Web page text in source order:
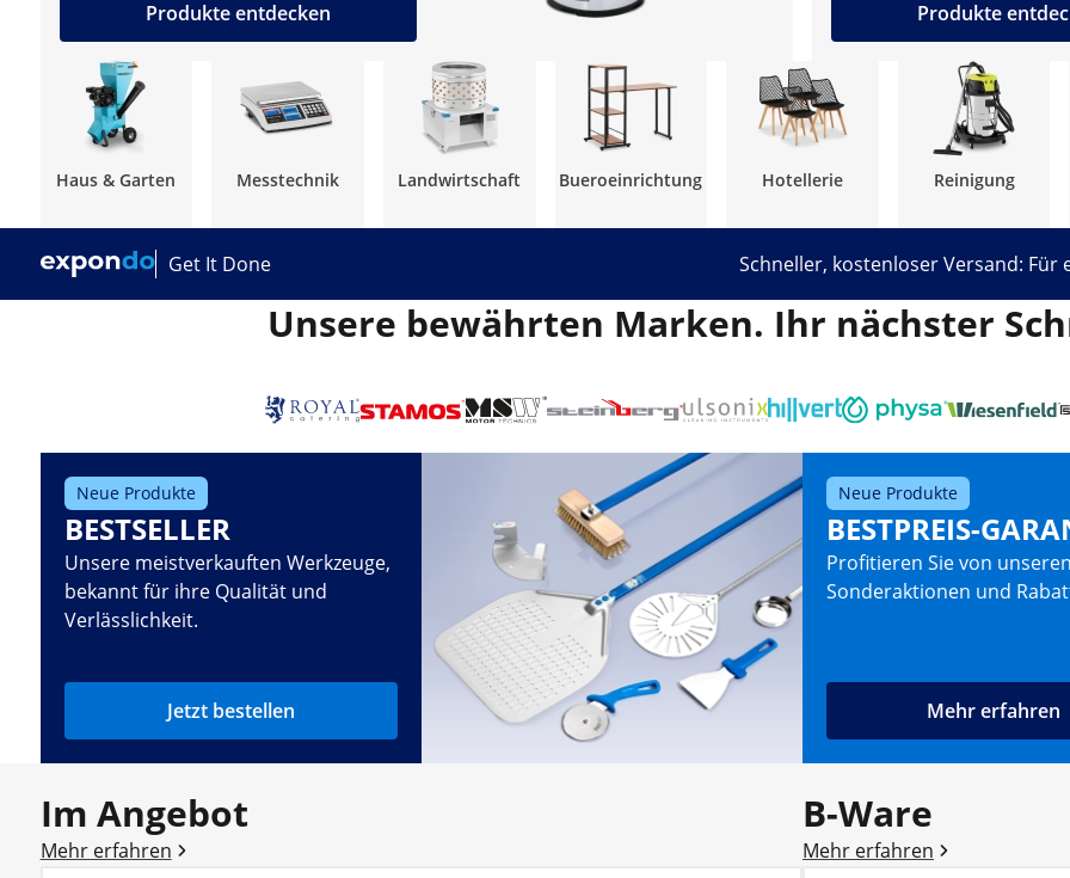
Produkte entdecken Produkte
Haus & Garten Messtechnik Landwirtschaft Bueroeinrichtung Hotellerie Reinigung
Get It Done Schneller, kostenloser Versand:
Unsere bewährten Marken. Ihr nächster
Neue Produkte
BESTSELLER
Unsere meistverkauften Werkzeuge,
bekannt für ihre Qualität und
Verlässlichkeit.
Jetzt bestellen
Neue Produkte
BESTPREIS-
Profitieren Sie von
Sonderaktionen und
Mehr erfahren
Im Angebot
Mehr erfahren
B-Ware
Mehr erfahren